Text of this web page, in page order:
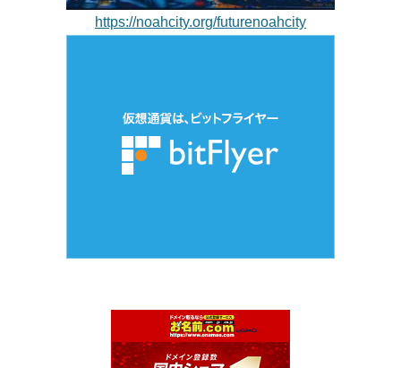
https://noahcity.org/futurenoahcity